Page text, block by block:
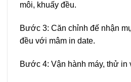
môi, khuấy đều.
Bước 3: Căn chỉnh đế nhận
đều với mâm in date.
Bước 4: Vận hành máy, thử in